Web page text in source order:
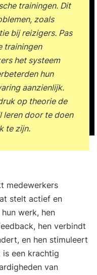
trainingen. Dit
zoals
bij reizigers. Pas
trainingen
het systeem
hun
aanzienlijk.
op theorie de
door te doen
te zijn.
medewerkers
stelt actief en
werk, hen
hen verbindt
en hen stimuleert
een krachtig
van